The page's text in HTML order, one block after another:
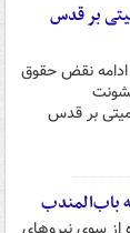
بر قدس
ادامه نقض حقوق
بر قدس